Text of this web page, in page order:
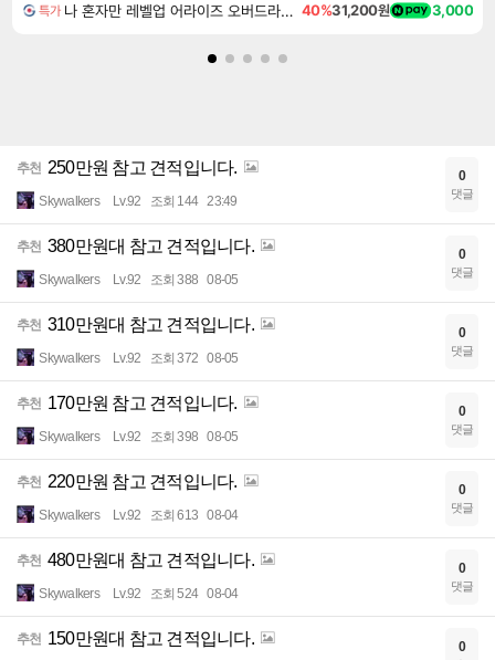
특가 나 혼자만 레벨업 어라이즈 오버드라이브 디럭스 에디션 Solo Leveling Arise Overdrive Deluxe Edition 40%31,200원 3,000
추천 250만원 참고 견적입니다.
Skywalkers Lv.92 조회 144 23:49
0
댓글
추천 380만원대 참고 견적입니다.
Skywalkers Lv.92 조회 388 08-05
0
댓글
추천 310만원대 참고 견적입니다.
Skywalkers Lv.92 조회 372 08-05
0
댓글
추천 170만원 참고 견적입니다.
Skywalkers Lv.92 조회 398 08-05
0
댓글
추천 220만원 참고 견적입니다.
Skywalkers Lv.92 조회 613 08-04
0
댓글
추천 480만원대 참고 견적입니다.
Skywalkers Lv.92 조회 524 08-04
0
댓글
추천 150만원대 참고 견적입니다. 0